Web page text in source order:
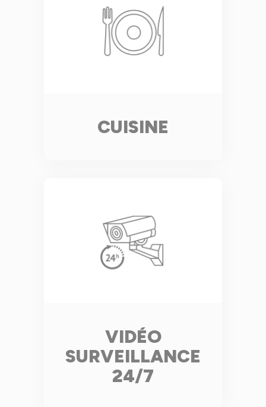
CUISINE
VIDÉO
SURVEILLANCE
24/7